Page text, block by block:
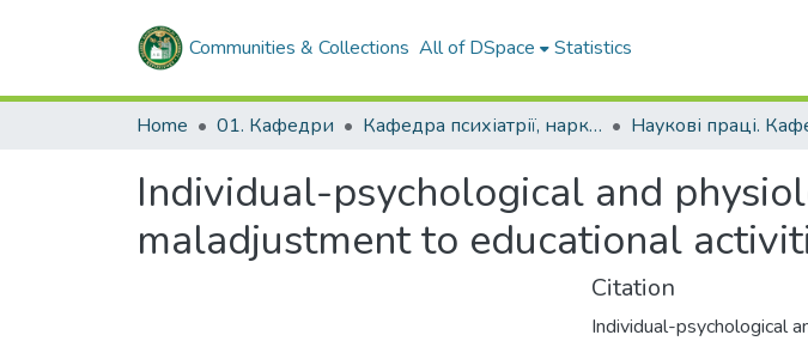
Communities & Collections All of DSpace Statistics
Home 01. Кафедри Кафедра психіатрії, наркології, медичної психології та соціальної роботи
Individual-psychological and
maladjustment to educational
Citation
Individual-psychological